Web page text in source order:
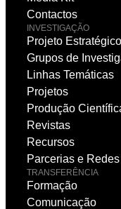
Contactos
INVESTIGAÇÃO
Projeto Estratégico
Grupos de
Linhas Temáticas
Projetos
Produção
Revistas
Recursos
Parcerias e Redes
TRANSFERÊNCIA
Formação
Comunicação